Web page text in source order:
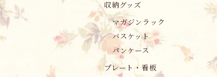
収納グッズ
マガジンラック
バスケット
パンケース
プレート・看板